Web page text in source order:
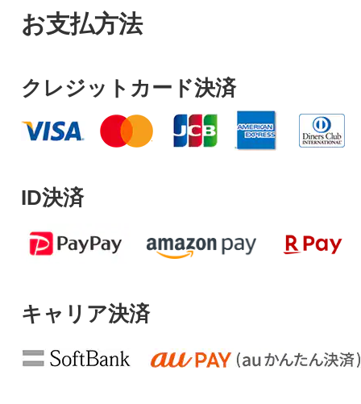
お支払方法
クレジットカード決済
ID決済
キャリア決済